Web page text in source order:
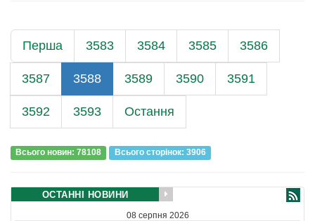
Перша 3583 3584 3585 3586
3587 3588 3589 3590 3591
3592 3593 Остання
Всього новин: 78108 Всього сторiнок: 3906
ОСТАННІ НОВИНИ
08 серпня 2026